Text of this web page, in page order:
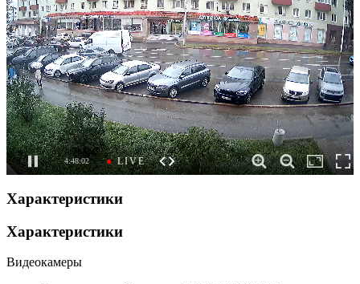
Характеристики
Характеристики
Видеокамеры